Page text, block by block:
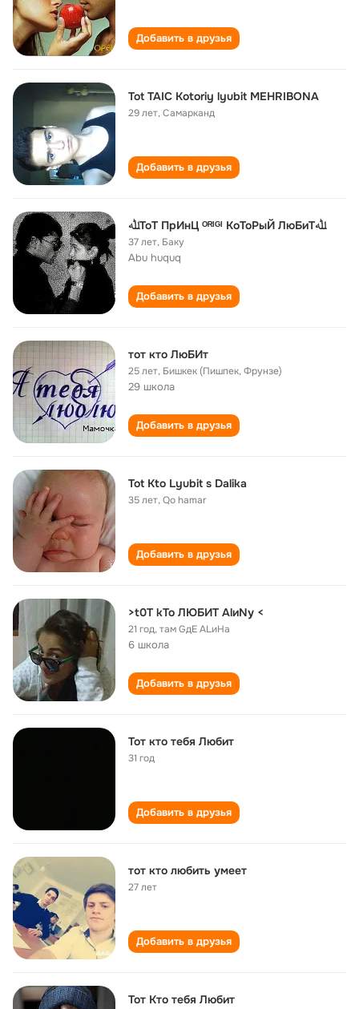
Добавить в друзья
Tot TAIC Kotoriy lyubit MEHRIBONA
29 лет,Самарканд
Добавить в друзья
ﷲТоТ ПрИнЦ ᴼᴿᴵᴳᴵ КоТоРыЙ ЛюБиТﷲ
37 лет, Баку
Abu huquq
Добавить в друзья
тот кто ЛюБИт
25 лет, Бишкек (Пишпек, Фрунзе)
29 школа
Добавить в друзья
Tot Kto Lyubit s Dalika
35 лет,Qo hamar
Добавить в друзья
>t0T kTo ЛЮБИТ АlиNу <
21 год,там GдE АLиНа
6 школа
Добавить в друзья
Тот кто тебя Любит
31 год
Добавить в друзья
тот кто любить умеет
27 лет
Добавить в друзья
Тот Кто тебя Любит